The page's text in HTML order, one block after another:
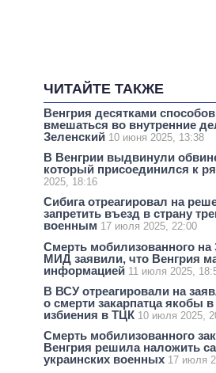
ЧИТАЙТЕ ТАКЖЕ
Венгрия десятками
вмешаться во внутренние
Зеленский 10 июня 2025, 13:38
В Венгрии выдвинули
который присоединился к
2025, 18:16
Сибига отреагировал на
запретить въезд в страну
военным 17 июля 2025, 22:00
Смерть мобилизованного на
МИД заявили, что Венгрия
информацией 11 июля 2025,
В ВСУ отреагировали на
о смерти закарпатца якобы в
избиения в ТЦК 10 июля 2025,
Смерть мобилизованного
Венгрия решила наложить
украинских военных 17 июля